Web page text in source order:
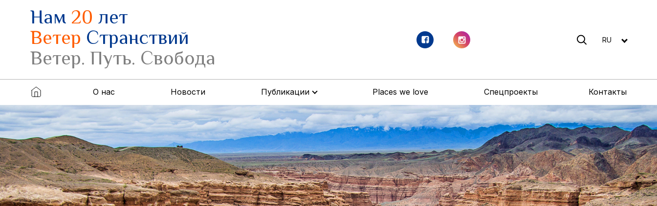
Нам20лет
Ветер Странствий
Ветер. Путь. Свобода
RU
О нас Новости Публикации Places we love Спецпроекты Контакты